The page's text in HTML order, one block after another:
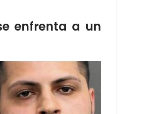
enfrenta a un